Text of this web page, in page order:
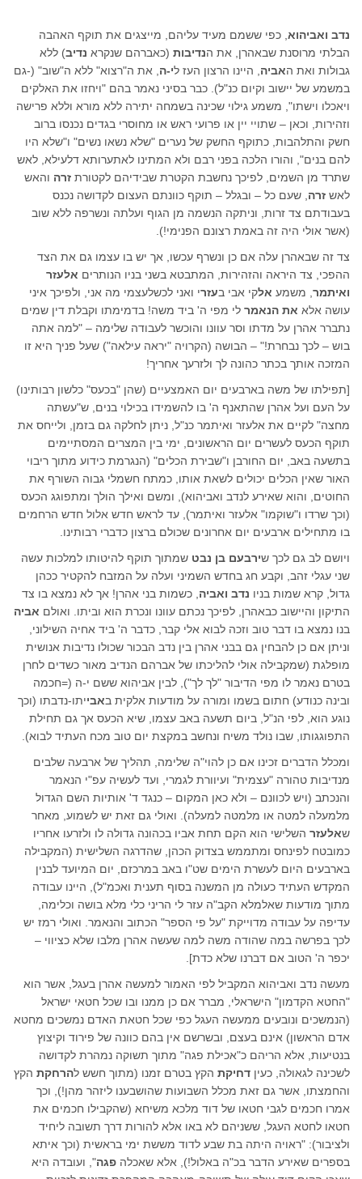
נדב ואביהוא , כפי ששמם מעיד עליהם, מייצגים את תוקף האהבה
הבלתי מרוסנת שבאהרן, את הנדיבות (כאברהם שנקרא נדיב) ללא
גבולות ואת האביה , היינו הרצון העז לי-ה , את ה"רצוא" ללא ה"שוב" (-גם
במשמע של יישוב וקיום כנ"ל). כבר בסיני נאמר בהם "ויחזו את האלקים
ויאכלו וישתו", משמע גילוי שכינה בשמחה יתירה ללא מורא וללא פרישה
וזהירות, וכאן – שתויי יין או פרועי ראש או מחוסרי בגדים נכנסו ברוב
חשק והתלהבות, כתוקף החשק של נערים "שלא נשאו נשים" ו"שלא היו
להם בנים", והורו הלכה בפני רבם ולא המתינו לאתערותא דלעילא, לאש
שתרד מן השמים, לפיכך נחשבת הקטרת שבידיהם לקטורת זרה והאש
לאש זרה , שעם כל – ובגלל – תוקף כוונתם העצום לקדושה נכנס
בעבודתם צד זרות, וניתקה הנשמה מן הגוף ועלתה ונשרפה ללא שוב
(אשר אולי היה זה באמת רצונם הפנימי!).
צד זה שבאהרן עלה אם כן ונשרף עכשו, אך יש בו עצמו גם את הצד
ההפכי, צד היראה והזהירות, המתבטא בשני בניו הנותרים אלעזר
ואיתמר , משמע אלקי אבי בעזרי ואני לכשלעצמי מה אני, ולפיכך איני
עושה אלא את הנאמר לי מפי ה' ביד משה! בדמימתו וקבלת דין שמים
נתברר אהרן על מדתו וסר עוונו והוכשר לעבודה שלימה – "למה אתה
בוש – לכך נבחרת!" – הבושה (הקרויה "יראה עילאה") שעל פניך היא זו
המזכה אותך בכתר כהונה לך ולזרעך אחריך!
[תפילתו של משה בארבעים יום האמצעיים (שהן "בכעס" כלשון רבותינו)
על העם ועל אהרן שהתאנף ה' בו להשמידו בכילוי בנים, ש"עשתה
מחצה" לקיים את אלעזר ואיתמר כנ"ל, ניתן לחלקה גם בזמן, ולייחס את
תוקף הכעס לעשרים יום הראשונים, ימי בין המצרים המסתיימים
בתשעה באב, יום החורבן ו"שבירת הכלים" (הנגרמת כידוע מתוך ריבוי
האור שאין הכלים יכולים לשאת אותו, כמתח חשמלי גבוה השורף את
החוטים, והוא שאירע לנדב ואביהוא), ומשם ואילך הולך ומתפוגג הכעס
(וכך שרדו ו"שוקמו" אלעזר ואיתמר), עד לראש חדש אלול חדש הרחמים
בו מתחילים ארבעים יום אחרונים שכולם ברצון כדברי רבותינו.
ויושם לב גם לכך שירבעם בן נבט שמתוך תוקף להיטותו למלכות עשה
שני עגלי זהב, וקבע חג בחדש השמיני ועלה על המזבח להקטיר ככהן
גדול, קרא שמות בניו נדב ואביה , כשמות בני אהרן! אך לא נמצא בו צד
התיקון והיישוב כבאהרן, לפיכך נכתם עוונו ונכרת הוא וביתו. ואולם אביה
בנו נמצא בו דבר טוב וזכה לבוא אלי קבר, כדבר ה' ביד אחיה השילוני,
וניתן אם כן להבחין גם בבני אהרן בין נדב הבכור שכולו נדיבות אנושית
מופלגת (שמקבילה אולי להליכתו של אברהם הנדיב מאור כשדים לחרן
בטרם נאמר לו מפי הדיבור "לך לך"), לבין אביהוא ששם י-ה (=חכמה
ובינה כנודע) חתום בשמו ומורה על מודעות אלקית באבייתו-נדבתו (וכך
נוגע הוא, לפי הנ"ל, ביום תשעה באב עצמו, שיא הכעס אך גם תחילת
התפוגגותו, שבו נולד משיח ונחשב במקצת יום טוב מכח העתיד לבוא).
ומכלל הדברים זכינו אם כן להוי"ה שלימה, תהליך של ארבעה שלבים
מנדיבות טהורה "עצמית" ועיוורת לגמרי, ועד לעשיה עפ"י הנאמר
והנכתב (ויש לכוונם – ולא כאן המקום – כנגד ד' אותיות השם הגדול
מלמעלה למטה או מלמטה למעלה). ואולי גם זאת יש לשמוע, מאחר
שאלעזר השלישי הוא הקם תחת אביו בכהונה גדולה לו ולזרעו אחריו
כמובטח לפינחס ומתממש בצדוק הכהן, שהדרגה השלישית (המקבילה
בארבעים היום לעשרת הימים שט"ו באב במרכזם, יום המיועד לבנין
המקדש העתיד כעולה מן המשנה בסוף תענית ואכמ"ל), היינו עבודה
מתוך מודעות שאלמלא הקב"ה עזר לי הריני כלי מלא בושה וכלימה,
עדיפה על עבודה מדוייקת "על פי הספר" הכתוב והנאמר. ואולי רמז יש
לכך בפרשה במה שהודה משה למה שעשה אהרן מלבו שלא כציווי –
יכפר ה' הטוב אם דברנו שלא כדת].
מעשה נדב ואביהוא המקביל לפי האמור למעשה אהרן בעגל, אשר הוא
"החטא הקדמון" הישראלי, מברר אם כן ממנו ובו שכל חטאי ישראל
(הנמשכים ונובעים ממעשה העגל כפי שכל חטאת האדם נמשכים מחטא
אדם הראשון) אינם בעצם, ובשרשם אין בהם כוונה של פירוד וקיצוץ
בנטיעות, אלא הריהם כ"אכילת פגה" מתוך תשוקה נמהרת לקדושה
לשכינה לגאולה, כעין דחיקת הקץ בטרם זמנו (מתוך חשש להרחקת הקץ
והחמצתו, אשר גם זאת מכלל השבועות שהושבענו ליזהר מהן!), וכך
אמרו חכמים לגבי חטאו של דוד מלכא משיחא (שהקבילו חכמים את
חטאו לחטא העגל, ששניהם לא באו אלא להורות דרך תשובה ליחיד
ולציבור): "ראויה היתה בת שבע לדוד מששת ימי בראשית (וכך איתא
בספרים שאירע הדבר בכ"ה באלול!), אלא שאכלה פגה", ועובדה היא